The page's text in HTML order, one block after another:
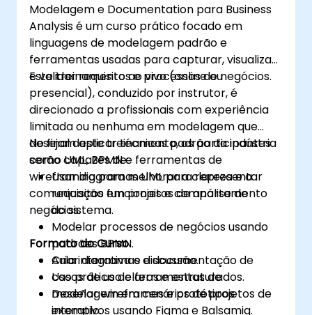
Modelagem e Documentation para Business
Analysis é um curso prático focado em
linguagens de modelagem padrão e
ferramentas usadas para capturar, visualizar
e validar requisitos e processos de negócios.
Este treinamento ao vivo (online ou
presencial), conduzido por instrutor, é
direcionado a profissionais com experiência
limitada ou nenhuma em modelagem que
desejam aplicar técnicas padrão da indústria
como UML, BPMN e ferramentas de
wireframing para melhorar a clareza e a
comunicação em projetos de análise de
negócios.
No final deste treinamento, os participantes
serão capazes de:
Usar diagramas UML para representar
requisitos funcionais e comportamento
do sistema.
Modelar processos de negócios usando
padrões BPMN.
Criar diagramas e documentação de
casos de uso claros e estruturados.
Deseñar wireframes e protótipos
interativos usando Figma e Balsamiq.
Formato do Curso
Aula interativa e discussão.
Uso prático de ferramentas de
modelagem em cenários de projetos de
exemplo.